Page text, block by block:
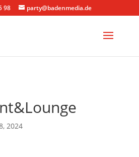
98 party@badenmedia.de
2024